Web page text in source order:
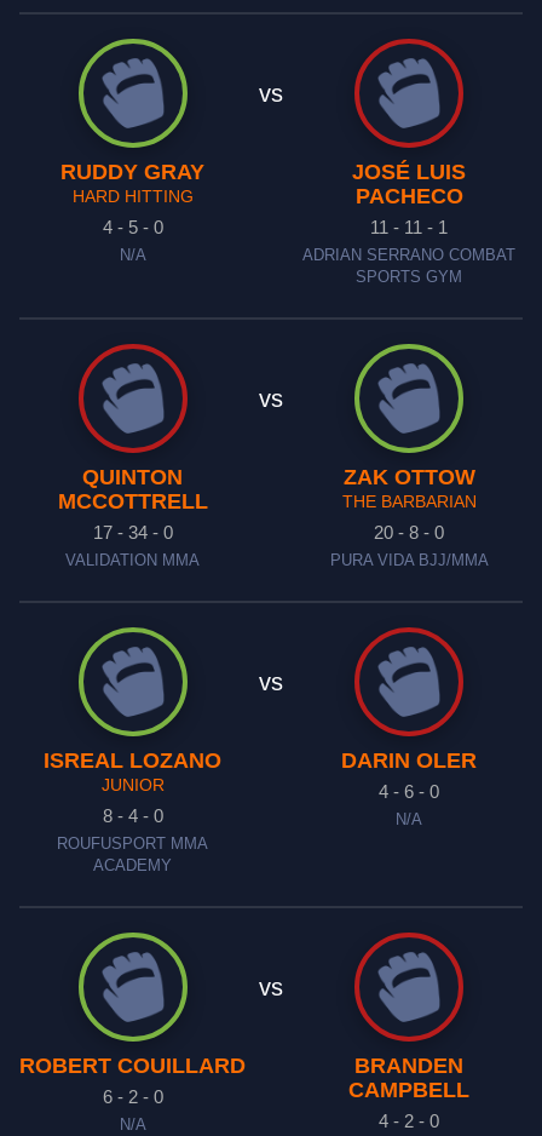
RUDDY GRAY
HARD HITTING
4 - 5 - 0
N/A
vs
JOSÉ LUIS
PACHECO
11 - 11 - 1
ADRIAN SERRANO COMBAT
SPORTS GYM
QUINTON
MCCOTTRELL
17 - 34 - 0
VALIDATION MMA
vs
ZAK OTTOW
THE BARBARIAN
20 - 8 - 0
PURA VIDA BJJ/MMA
ISREAL LOZANO
JUNIOR
8 - 4 - 0
ROUFUSPORT MMA
ACADEMY
vs
DARIN OLER
4 - 6 - 0
N/A
ROBERT COUILLARD
6 - 2 - 0
N/A
vs
BRANDEN
CAMPBELL
4 - 2 - 0